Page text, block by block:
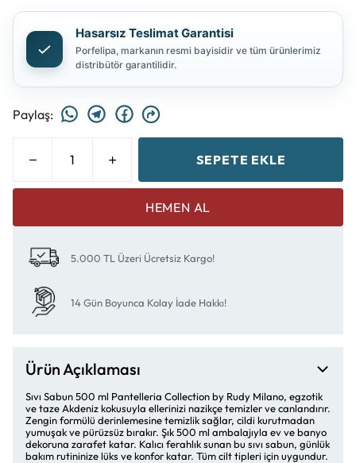
Hasarsız Teslimat Garantisi
Porfelipa, markanın resmi bayisidir ve tüm ürünlerimiz
distribütör garantilidir.
Paylaş:
SEPETE EKLE
HEMEN AL
5.000 TL Üzeri Ücretsiz Kargo!
14 Gün Boyunca Kolay İade Hakkı!
Ürün Açıklaması
Sıvı Sabun 500 ml Pantelleria Collection by Rudy Milano, egzotik
ve taze Akdeniz kokusuyla ellerinizi nazikçe temizler ve canlandırır.
Zengin formülü derinlemesine temizlik sağlar, cildi kurutmadan
yumuşak ve pürüzsüz bırakır. Şık 500 ml ambalajıyla ev ve banyo
dekoruna zarafet katar. Kalıcı ferahlık sunan bu sıvı sabun, günlük
bakım rutininize lüks ve konfor katar. Tüm cilt tipleri için uygundur.